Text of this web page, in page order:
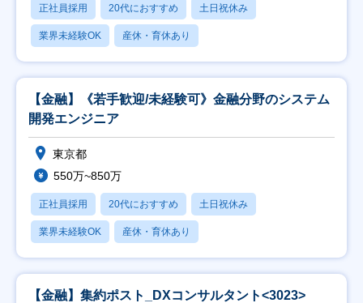
正社員採用 20代におすすめ 土日祝休み
業界未経験OK 産休・育休あり
【金融】《若手歓迎/未経験可》金融分野のシステム
開発エンジニア
東京都
550万~850万
正社員採用 20代におすすめ 土日祝休み
業界未経験OK 産休・育休あり
【金融】集約ポスト_DXコンサルタント<3023>